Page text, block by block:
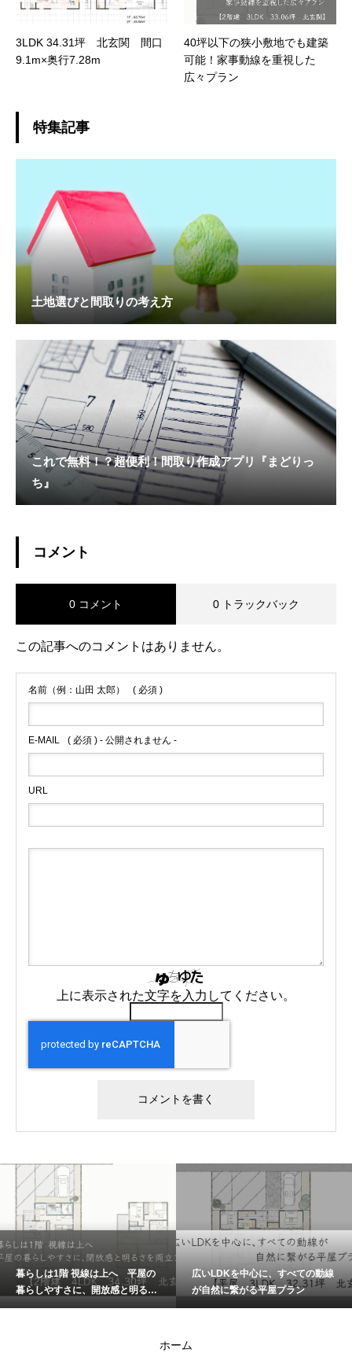
3LDK 34.31坪 北玄関 間口
9.1m×奥行7.28m
40坪以下の狭小敷地でも建築
可能！家事動線を重視した
広々プラン
特集記事
土地選びと間取りの考え方
これで無料！？超便利！間取り作成アプリ『まどりっ
ち』
コメント
0 コメント 0 トラックバック
この記事へのコメントはありません。
名前（例：山田 太郎） ( 必須 )
E-MAIL ( 必須 ) - 公開されません -
URL
上に表示された文字を入力してください。
暮らしは1階 視線は上へ 平屋の
暮らしやすさに、開放感と明るさ
を両立プラン
広いLDKを中心に、すべての動線
が自然に繋がる平屋プラン
ホーム